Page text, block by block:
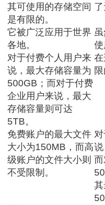
其可使用的存储空间
是有限的。
它被广泛应用于世界
各地。
使
对于付费个人用户来
说，最大存储容量为
500GB；而对于付费
企业用户来说，最大
存储容量则可达
5TB。
限
免费账户的最大文件
大小为150MB，而高
级账户的文件大小则
不受限制。